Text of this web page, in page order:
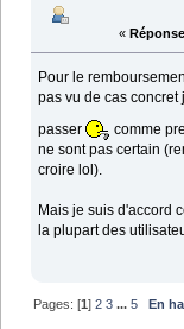
«
Pour le
pas vu de cas concret
passer
comme
ne sont pas certain
croire lol).
Mais je suis d'accord
la plupart des
Pages: [1]2 3 ...5
En